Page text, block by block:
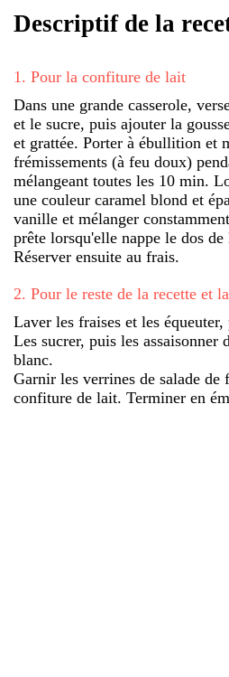
Descriptif de la
1 . Pour la confiture de lait
Dans une grande casserole,
et le sucre, puis ajouter la
et grattée. Porter à ébullition et
frémissements (à feu doux)
mélangeant toutes les 10 min.
une couleur caramel blond et
vanille et mélanger
prête lorsqu'elle nappe le dos
Réserver ensuite au frais.
2. Pour le reste de la recette et
Laver les fraises et les
Les sucrer, puis les assaisonner
blanc.
Garnir les verrines de salade de
confiture de lait. Terminer en